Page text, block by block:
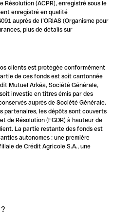
(ACPR), enregistré sous le
enregistré en qualité
auprès de l’ORIAS (Organisme pour
plus de détails sur
clients est protégée conformément
de ces fonds est soit cantonnée
Mutuel Arkéa, Société Générale,
investie en titres émis par des
auprès de Société Générale.
partenaires, les dépôts sont couverts
de Résolution (FGDR) à hauteur de
La partie restante des fonds est
autonomes : une première
de Crédit Agricole S.A., une